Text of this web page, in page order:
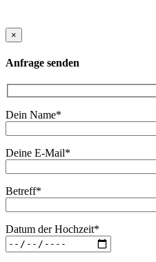
×
Anfrage senden
Dein Name*
Deine E-Mail*
Betreff*
Datum der Hochzeit*